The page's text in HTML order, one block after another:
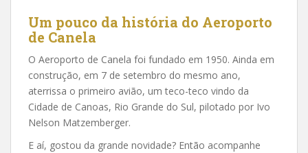
Um pouco da história do Aeroporto
de Canela
O Aeroporto de Canela foi fundado em 1950. Ainda em
construção, em 7 de setembro do mesmo ano,
aterrissa o primeiro avião, um teco-teco vindo da
Cidade de Canoas, Rio Grande do Sul, pilotado por Ivo
Nelson Matzemberger.
E aí, gostou da grande novidade? Então acompanhe